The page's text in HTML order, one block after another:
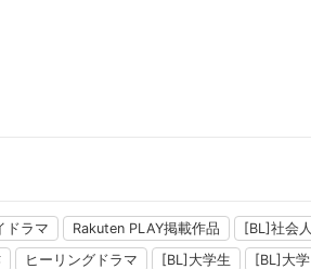
ドラマ Rakuten PLAY掲載作品 [BL]社会人
ヒーリングドラマ [BL]大学生 [BL]大学